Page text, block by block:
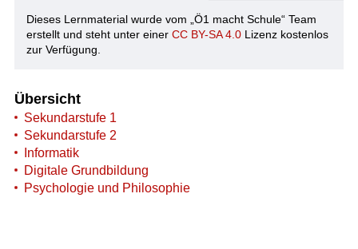
Dieses Lernmaterial wurde vom „Ö1 macht Schule“ Team
erstellt und steht unter einer CC BY-SA 4.0Lizenz kostenlos
zur Verfügung.
Übersicht
Sekundarstufe 1
Sekundarstufe 2
Informatik
Digitale Grundbildung
Psychologie und Philosophie